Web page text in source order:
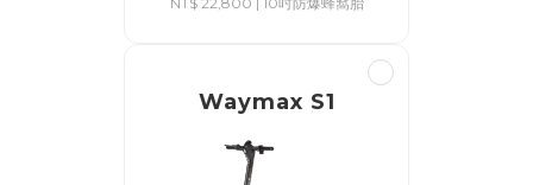
Waymax S1